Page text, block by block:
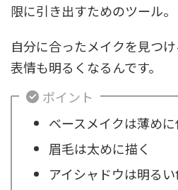
限に引き出すためのツール。
自分に合ったメイクを見つけ
表情も明るくなるんです。
ポイント
ベースメイクは薄め
眉毛は太めに描く
アイシャドウは明る